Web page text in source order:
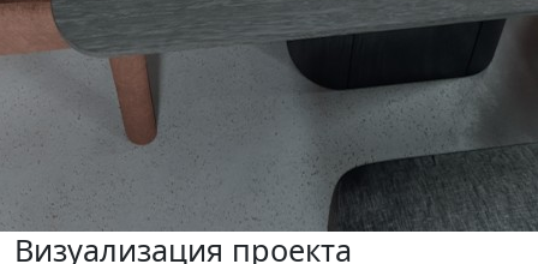
Визуализация проекта